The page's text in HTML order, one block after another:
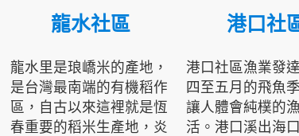
龍水社區
龍水里是琅嶠米的產地，
是台灣最南端的有機稻作
區，自古以來這裡就是恆
春重要的稻米生產地，炎
港口社
港口社區漁業發
四至五月的飛魚
讓人體會純樸的
活。港口溪出海